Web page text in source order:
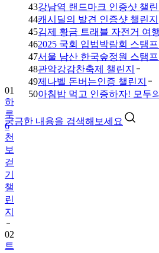
43강남역 랜드마크 인증샷 챌린
44캐시딜의 발견 인증샷 챌린지
45김제 황금 트래블 자전거 여
462025 국회 입법박람회 스탬프
47서울 남산 한국숲정원 스탬프
48관악강감찬축제 챌린지
49제나벨 돈버는인증 챌린지
50아침밥 먹고 인증하자! 모두
궁금한 내용을 검색해보세요
01
하
루
6
천
보
걷
기
챌
린
지
02
트